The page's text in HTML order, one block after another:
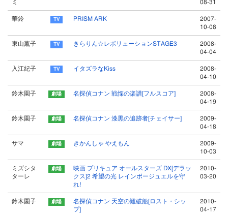
ミ
08-31
華鈴 PRISM ARK
2007-
10-08
東山薫子 きらりん☆レボリューションSTAGE3
2008-
04-04
入江紀子 イタズラなKiss
2008-
04-10
鈴木園子 名探偵コナン 戦慄の楽譜[フルスコア]
2008-
04-19
鈴木園子 名探偵コナン 漆黒の追跡者[チェイサー]
2009-
04-18
サマ きかんしゃ やえもん
2009-
10-03
ミズシタ
ターレ
映画 プリキュア オールスターズ DX[デラッ
クス]2 希望の光 レインボージュエルを守
れ!
2010-
03-20
鈴木園子
名探偵コナン 天空の難破船[ロスト・シッ
プ]
2010-
04-17